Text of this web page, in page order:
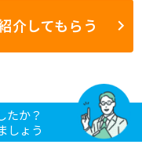
介してもらう
たか？
しょう